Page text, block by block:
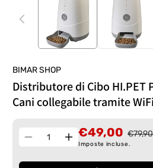
BIMAR SHOP
Distributore di Cibo HI.PET
Cani collegabile tramite WiFi
Diminuisci
Quantità
Aumenta
€49,00 €79,90
Imposte incluse.